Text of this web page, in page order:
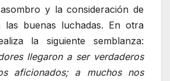
y la consideración de
las buenas luchadas. En otra
la siguiente semblanza:
llegaron a ser verdaderos
aficionados; a muchos nos